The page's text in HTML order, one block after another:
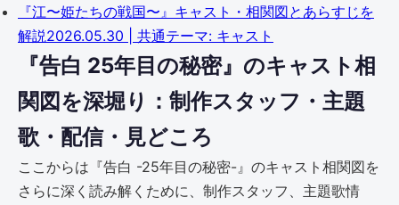
『江〜姫たちの戦国〜』キャスト・相関図とあらすじを
解説2026.05.30 | 共通テーマ: キャスト
『告白 25年目の秘密』のキャスト相
関図を深堀り：制作スタッフ・主題
歌・配信・見どころ
ここからは『告白 -25年目の秘密-』のキャスト相関図を
さらに深く読み解くために、制作スタッフ、主題歌情